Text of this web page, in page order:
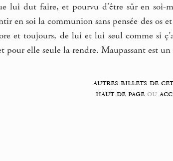
lui dut faire, et pourvu d’être sûr en
en soi la communion sans pensée des os
et toujours, de lui et lui seul comme si
pour elle seule la rendre. Maupassant est
autres billets de
haut de pageou